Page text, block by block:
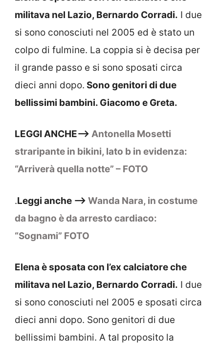
militava nel Lazio, Bernardo Corradi. I due
si sono conosciuti nel 2005 ed è stato un
colpo di fulmine. La coppia si è decisa per
il grande passo e si sono sposati circa
dieci anni dopo. Sono genitori di due
bellissimi bambini. Giacomo e Greta.
LEGGI ANCHE–> Antonella Mosetti
straripante in bikini, lato b in evidenza:
“Arriverà quella notte” – FOTO
.Leggi anche –> Wanda Nara, in costume
da bagno è da arresto cardiaco:
“Sognami” FOTO
Elena è sposata con l’ex calciatore che
militava nel Lazio, Bernardo Corradi. I due
si sono conosciuti nel 2005 e sposati circa
dieci anni dopo. Sono genitori di due
bellissimi bambini. A tal proposito la